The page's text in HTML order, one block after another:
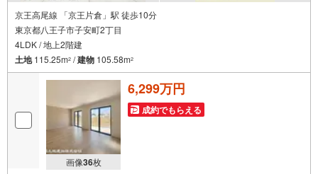
京王高尾線 「京王片倉」駅 徒歩10分
東京都八王子市子安町2丁目
4LDK / 地上2階建
土地115.25m2 /建物 105.58m2
画像36枚
6,299万円
成約でもらえる